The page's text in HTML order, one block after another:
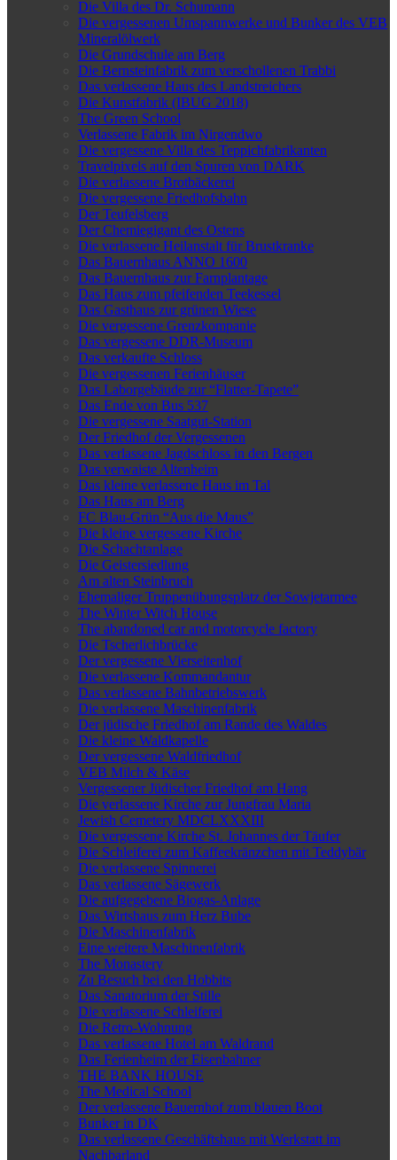
Die Villa des Dr. Schumann
Die vergessenen Umspannwerke und Bunker des VEB
Mineralölwerk
Die Grundschule am Berg
Die Bernsteinfabrik zum verschollenen Trabbi
Das verlassene Haus des Landstreichers
Die Kunstfabrik (IBUG 2018)
The Green School
Verlassene Fabrik im Nirgendwo
Die vergessene Villa des Teppichfabrikanten
Travelpixels auf den Spuren von DARK
Die verlassene Brotbäckerei
Die vergessene Friedhofsbahn
Der Teufelsberg
Der Chemiegigant des Ostens
Die verlassene Heilanstalt für Brustkranke
Das Bauernhaus ANNO 1600
Das Bauernhaus zur Farnplantage
Das Haus zum pfeifenden Teekessel
Das Gasthaus zur grünen Wiese
Die vergessene Grenzkompanie
Das vergessene DDR-Museum
Das verkaufte Schloss
Die vergessenen Ferienhäuser
Das Laborgebäude zur “Flatter-Tapete”
Das Ende von Bus 537
Die vergessene Saatgut-Station
Der Friedhof der Vergessenen
Das verlassene Jagdschloss in den Bergen
Das verwaiste Altenheim
Das kleine verlassene Haus im Tal
Das Haus am Berg
FC Blau-Grün “Aus die Maus”
Die kleine vergessene Kirche
Die Schachtanlage
Die Geistersiedlung
Am alten Steinbruch
Ehemaliger Truppenübungsplatz der Sowjetarmee
The Winter Witch House
The abandoned car and motorcycle factory
Die Tscherlichbrücke
Der vergessene Vierseitenhof
Die verlassene Kommandantur
Das verlassene Bahnbetriebswerk
Die verlassene Maschinenfabrik
Der jüdische Friedhof am Rande des Waldes
Die kleine Waldkapelle
Der vergessene Waldfriedhof
VEB Milch & Käse
Vergessener Jüdischer Friedhof am Hang
Die verlassene Kirche zur Jungfrau Maria
Jewish Cemetery MDCLXXXIII
Die vergessene Kirche St. Johannes der Täufer
Die Schleiferei zum Kaffeekränzchen mit Teddybär
Die verlassene Spinnerei
Das verlassene Sägewerk
Die aufgegebene Biogas-Anlage
Das Wirtshaus zum Herz Bube
Die Maschinenfabrik
Eine weitere Maschinenfabrik
The Monastery
Zu Besuch bei den Hobbits
Das Sanatorium der Stille
Die verlassene Schleiferei
Die Retro-Wohnung
Das verlassene Hotel am Waldrand
Das Ferienheim der Eisenbahner
THE BANK HOUSE
The Medical School
Der verlassene Bauernhof zum blauen Boot
Bunker in DK
Das verlassene Geschäftshaus mit Werkstatt im
Nachbarland